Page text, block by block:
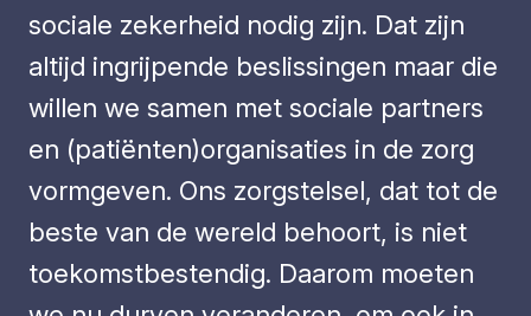
sociale zekerheid nodig zijn. Dat zijn
altijd ingrijpende beslissingen maar die
willen we samen met sociale partners
en (patiënten)organisaties in de zorg
vormgeven. Ons zorgstelsel, dat tot de
beste van de wereld behoort, is niet
toekomstbestendig. Daarom moeten